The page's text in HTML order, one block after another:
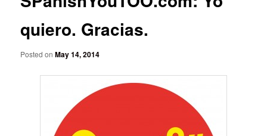
quiero. Gracias.
Posted onMay 14, 2014